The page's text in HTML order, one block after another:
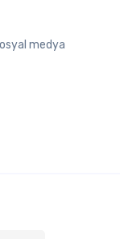
medya